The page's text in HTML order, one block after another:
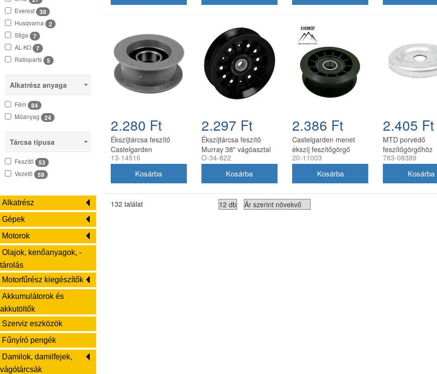
Stiga 15
Snapper 3
1
Everest 38
Husqvarna 2
Stiga 7
AL-KO 7
Ratioparts 5
Alkatrész anyaga
Fém 84
Műanyag 24
Tárcsa típusa
Feszítő 53
Vezető 59
Alkatrész
Gépek
Motorok
Olajok, kenőanyagok, -
tárolás
Motorfűrész kiegészítők
Akkumulátorok és
akkutöltők
Szerviz eszközök
Fűnyíró pengék
Damilok, damilfejek,
vágótárcsák
2.280 Ft
Ékszíjtárcsa feszítő
Castelgarden
325601570/1
13-14516
2.297 Ft
Ékszíjtárcsa feszítő
Murray 38" vágóasztal
utángyártott
O-34-822
2.386 Ft
Castelgarden menet
ékszíj feszítőgörgő
86mm
20-11003
2.405 Ft
MTD porvédő
feszítőgörgőhöz
783-08389
132 találat